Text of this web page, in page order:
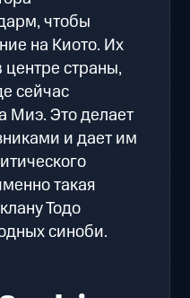
чтобы
на Киото. Их
страны,
сейчас
Миэ. Это делает
и дает им
такая
Тодо
синоби.